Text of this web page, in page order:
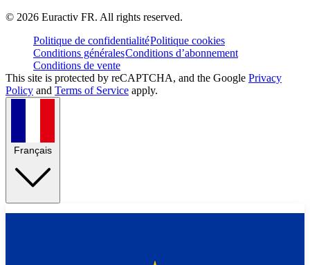
© 2026 Euractiv FR. All rights reserved.
Politique de confidentialitéPolitique cookies
Conditions généralesConditions d’abonnement
Conditions de vente
This site is protected by reCAPTCHA, and the Google Privacy
Policy and Terms of Service apply.
Français